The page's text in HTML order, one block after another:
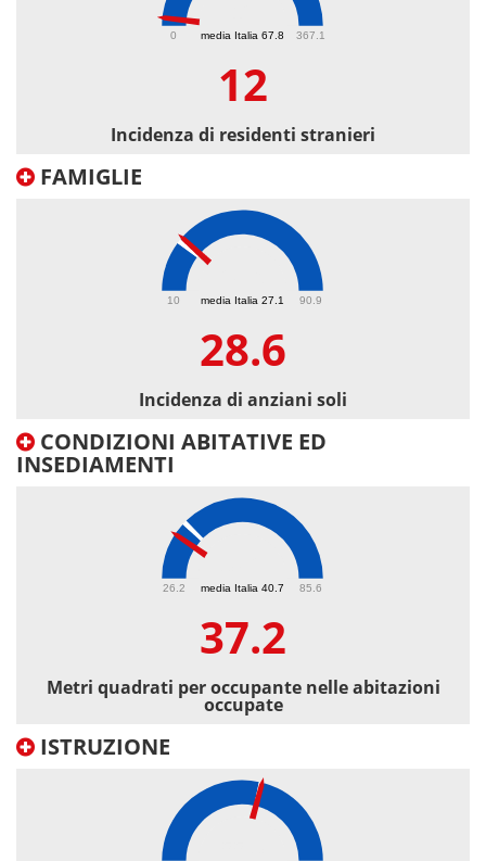
media Italia 67.8
0 367.1
12
Incidenza di residenti stranieri
FAMIGLIE
media Italia 27.1
10 90.9
28.6
Incidenza di anziani soli
CONDIZIONI ABITATIVE ED
INSEDIAMENTI
media Italia 40.7
26.2 85.6
37.2
Metri quadrati per occupante nelle abitazioni
occupate
ISTRUZIONE